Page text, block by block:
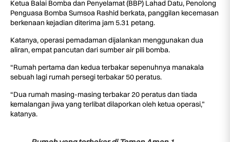
Ketua Balai Bomba dan Penyelamat (BBP) Lahad Datu, Penolong
Penguasa Bomba Sumsoa Rashid berkata, panggilan kecemasan
berkenaan kejadian diterima jam 5.31 petang.
Katanya, operasi pemadaman dijalankan menggunakan dua
aliran, empat pancutan dari sumber air pili bomba.
“Rumah pertama dan kedua terbakar sepenuhnya manakala
sebuah lagi rumah persegi terbakar 50 peratus.
“Dua rumah masing-masing terbakar 20 peratus dan tiada
kemalangan jiwa yang terlibat dilaporkan oleh ketua operasi,”
katanya.